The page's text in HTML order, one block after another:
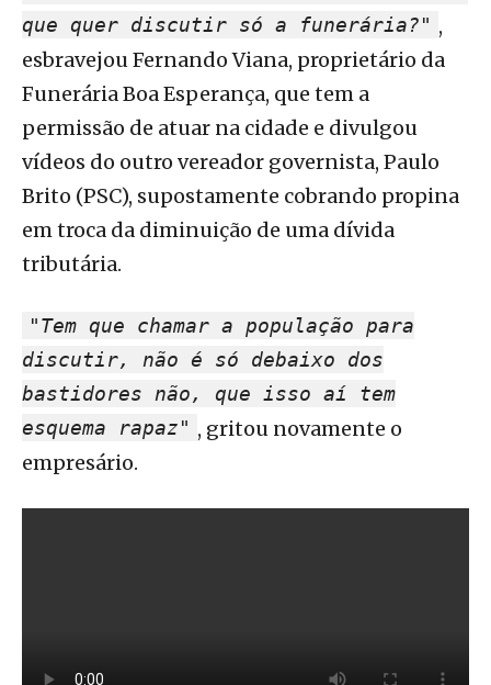
que quer discutir só a funerária?" ,
esbravejou Fernando Viana, proprietário da
Funerária Boa Esperança, que tem a
permissão de atuar na cidade e divulgou
vídeos do outro vereador governista, Paulo
Brito (PSC), supostamente cobrando propina
em troca da diminuição de uma dívida
tributária.
"Tem que chamar a população para
discutir, não é só debaixo dos
bastidores não, que isso aí tem
esquema rapaz" , gritou novamente o
empresário.